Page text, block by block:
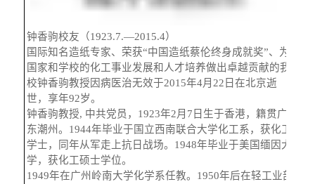
校友文苑
校友讲坛
校友视界
三创大赛
实用信息
会长致辞
总会章程
理事会名单
制度法规
钟香驹校友（1923.7.—2015.4）
国际知名造纸专家、荣获“中国造纸蔡伦终身成就奖”、为
国家和学校的化工事业发展和人才培养做出卓越贡献的我
校钟香驹教授因病医治无效于2015年4月 22 日在北京逝
世，享年92岁。
钟香驹教授, 中共党员， 1923年2月 7 日生于香港，籍贯广
东潮州。 1944年毕业于国立西南联合大学化工系，获化工
学士，同年从军走上抗日战场。 1948年毕业于美国缅因大
学，获化工硕士学位。
1949年在广州岭南大学化学系任教。 1950年后在轻工业部